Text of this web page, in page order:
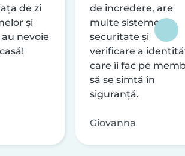
de zi
și
nevoie
de încredere, are
multe sisteme de
securitate și
verificare a
care îi fac pe
să se simtă în
siguranță.
Giovanna